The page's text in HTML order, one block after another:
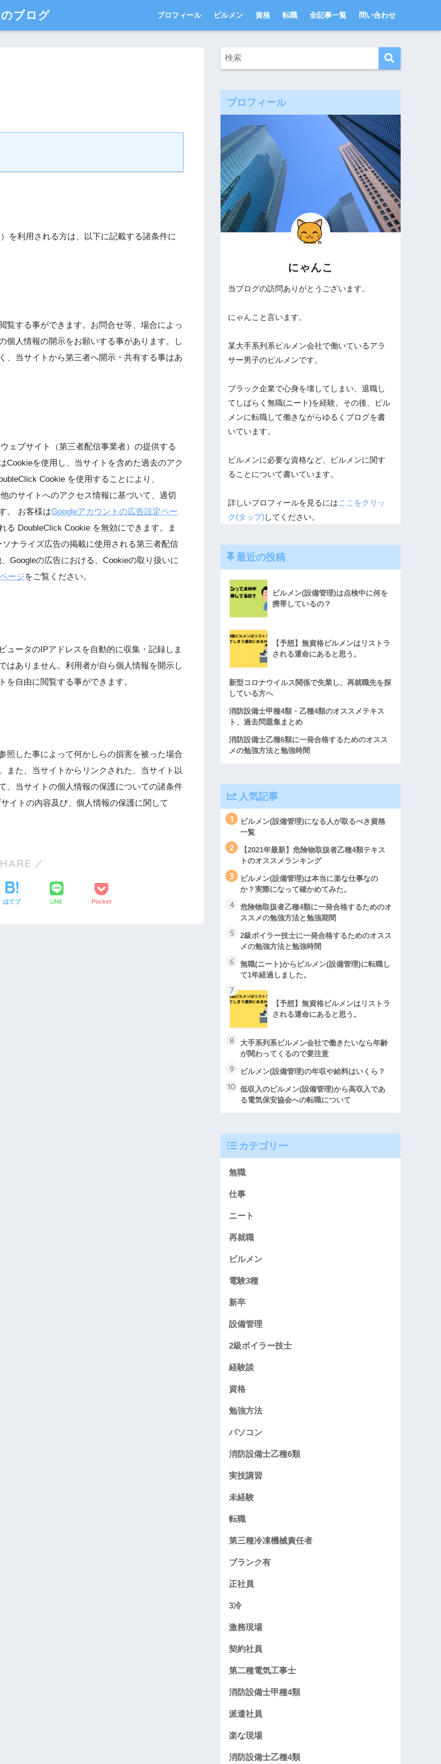
ブログ プロフィール ビルメン 資格 転職 全記事一覧 問い合わせ
を利用される方は、以下に記載する諸条件に
覧する事ができます。お問合せ等、場合によっ
個人情報の開示をお願いする事があります。し
、当サイトから第三者へ開示・共有する事はあ
ェブサイト（第三者配信事業者）の提供する
Cookieを使用し、当サイトを含めた過去のアク
Cookie を使用することにより、
のサイトへのアクセス情報に基づいて、適切
。 お客様はGoogleアカウントの広告設定ペー
る DoubleClick Cookie を無効にできます。ま
ナライズ広告の掲載に使用される第三者配信
Googleの広告における、Cookieの取り扱いに
ージをご覧ください。
ュータのIPアドレスを自動的に収集・記録しま
はありません。利用者が自ら個人情報を開示し
自由に閲覧する事ができます。
照した事によって何かしらの損害を被った場合
また、当サイトからリンクされた、当サイト以
、当サイトの個人情報の保護についての諸条件
イトの内容及び、個人情報の保護に関して
はてブ LINE Pocket
プロフィール
にゃんこ
当ブログの訪問ありがとうございます。
にゃんこと言います。
某大手系列系ビルメン会社で働いているアラ
サー男子のビルメンです。
ブラック企業で心身を壊してしまい、退職し
てしばらく無職(ニート)を経験。その後、ビル
メンに転職して働きながらゆるくブログを書
いています。
ビルメンに必要な資格など、ビルメンに関す
ることについて書いています。
詳しいプロフィールを見るにはここをクリッ
ク(タップ)してください。
最近の投稿
ビルメン(設備管理)は点検中に何を
携帯しているの？
【予想】無資格ビルメンはリストラ
される運命にあると思う。
新型コロナウイルス関係で失業し、再就職先を探
している方へ
消防設備士甲種4類・乙種4類のオススメテキス
ト、過去問題集まとめ
消防設備士乙種6類に一発合格するためのオスス
メの勉強方法と勉強時間
人気記事
1
ビルメン(設備管理)になる人が取るべき資格
一覧
2
【2021年最新】危険物取扱者乙種4類テキス
トのオススメランキング
3
ビルメン(設備管理)は本当に楽な仕事なの
か？実際になって確かめてみた。
4
危険物取扱者乙種4類に一発合格するためのオ
ススメの勉強方法と勉強期間
5
2級ボイラー技士に一発合格するためのオスス
メの勉強方法と勉強時間
6
無職(ニート)からビルメン(設備管理)に転職し
て1年経過しました。
7
【予想】無資格ビルメンはリストラ
される運命にあると思う。
8
大手系列系ビルメン会社で働きたいなら年齢
が関わってくるので要注意
9 ビルメン(設備管理)の年収や給料はいくら？
10 低収入のビルメン(設備管理)から高収入であ
る電気保安協会への転職について
カテゴリー
無職
仕事
ニート
再就職
ビルメン
電験3種
新卒
設備管理
2級ボイラー技士
経験談
資格
勉強方法
パソコン
消防設備士乙種6類
実技講習
未経験
転職
第三種冷凍機械責任者
ブランク有
正社員
3冷
激務現場
契約社員
第二種電気工事士
消防設備士甲種4類
派遣社員
楽な現場
消防設備士乙種4類